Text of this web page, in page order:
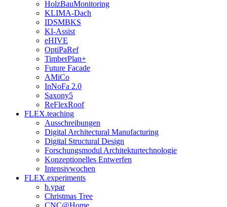
HolzBauMonitoring
KLIMA-Dach
IDSMBKS
KI-Assist
eHIVE
OptiPaRef
TimberPlan+
Future Facade
AMiCo
InNoFa 2.0
Saxony5
ReFlexRoof
FLEX.teaching
Ausschreibungen
Digital Architectural Manufacturing
Digital Structural Design
Forschungsmodul Architekturtechnologie
Konzeptionelles Entwerfen
Intensivwochen
FLEX.experiments
b.ypar
Christmas Tree